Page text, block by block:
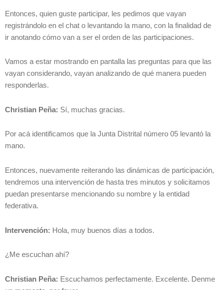
Entonces, quien guste participar, les pedimos que vayan
registrándolo en el chat o levantando la mano, con la finalidad de
ir anotando cómo van a ser el orden de las participaciones.
Vamos a estar mostrando en pantalla las preguntas para que las
vayan considerando, vayan analizando de qué manera pueden
responderlas.
Christian Peña: Sí, muchas gracias.
Por acá identificamos que la Junta Distrital número 05 levantó la
mano.
Entonces, nuevamente reiterando las dinámicas de participación,
tendremos una intervención de hasta tres minutos y solicitamos
puedan presentarse mencionando su nombre y la entidad
federativa.
Intervención: Hola, muy buenos días a todos.
¿Me escuchan ahí?
Christian Peña: Escuchamos perfectamente. Excelente. Denme